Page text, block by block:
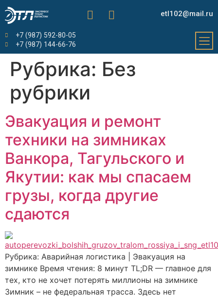
etl102@mail.ru
+7 (987) 592-80-05
+7 (987) 144-66-76
Рубрика: Без
рубрики
Эвакуация и ремонт
техники на зимниках
Ванкора, Тагульского и
Якутии: как мы спасаем
грузы, когда другие
сдаются
Рубрика: Аварийная логистика | Эвакуация на
зимнике Время чтения: 8 минут TL;DR — главное для
тех, кто не хочет потерять миллионы на зимнике
Зимник – не федеральная трасса. Здесь нет